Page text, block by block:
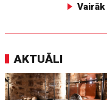
Vairāk
AKTUĀLI